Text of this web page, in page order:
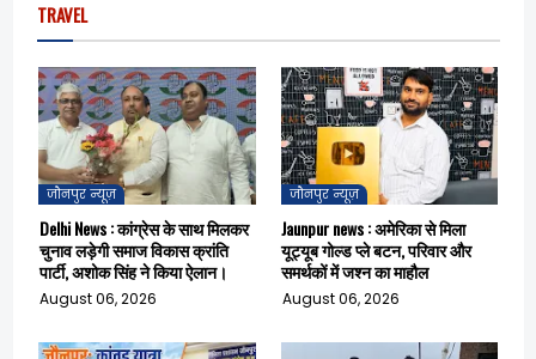
TRAVEL
जौनपुर न्यूज़
Delhi News : कांग्रेस के साथ मिलकर
चुनाव लड़ेगी समाज विकास क्रांति
पार्टी, अशोक सिंह ने किया ऐलान।
August 06, 2026
जौनपुर न्यूज़
Jaunpur news : अमेरिका से मिला
यूट्यूब गोल्ड प्ले बटन, परिवार और
समर्थकों में जश्न का माहौल
August 06, 2026